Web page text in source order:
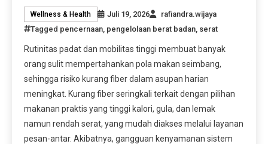
Wellness & Health Juli 19, 2026
rafiandra.wijaya
Tagged pencernaan pengelolaan berat badan serat
Rutinitas padat dan mobilitas tinggi membuat banyak
orang sulit mempertahankan pola makan seimbang,
sehingga risiko kurang fiber dalam asupan harian
meningkat. Kurang fiber seringkali terkait dengan pilihan
makanan praktis yang tinggi kalori, gula, dan lemak
namun rendah serat, yang mudah diakses melalui layanan
pesan-antar. Akibatnya, gangguan kenyamanan sistem